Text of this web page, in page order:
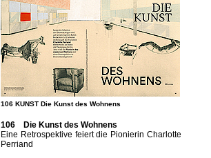
106 KUNST Die Kunst des Wohnens
106 Die Kunst des Wohnens
Eine Retrospektive feiert die Pionierin Charlotte
Perriand